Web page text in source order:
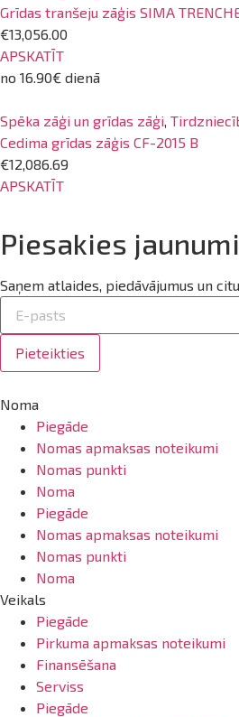
Grīdas tranšeju zāģis SIMA
€13,056.00
APSKATĪT
no 16.90€ dienā
Spēka zāģi un grīdas zāģi
Cedima grīdas zāģis CF-2015 B
€12,086.69
APSKATĪT
Piesakies
Saņem atlaides, piedāvājumus un
Pieteikties
Noma
Piegāde
Nomas apmaksas noteikumi
Nomas punkti
Noma
Piegāde
Nomas apmaksas noteikumi
Nomas punkti
Noma
Veikals
Piegāde
Pirkuma apmaksas noteikumi
Finansēšana
Serviss
Piegāde